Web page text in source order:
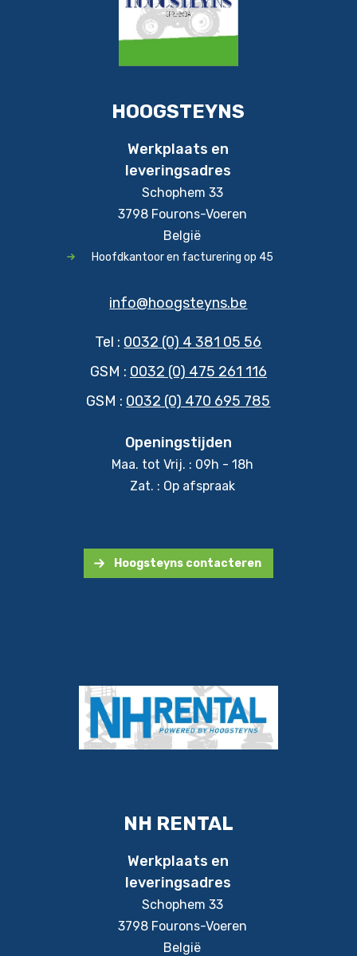
HOOGSTEYNS
Werkplaats en
leveringsadres
Schophem 33
3798 Fourons-Voeren
België
Hoofdkantoor en facturering op 45
info@hoogsteyns.be
Tel : 0032 (0) 4 381 05 56
GSM : 0032 (0) 475 261 116
GSM : 0032 (0) 470 695 785
Openingstijden
Maa. tot Vrij. : 09h - 18h
Zat. : Op afspraak
Hoogsteyns contacteren
NH RENTAL
Werkplaats en
leveringsadres
Schophem 33
3798 Fourons-Voeren
België